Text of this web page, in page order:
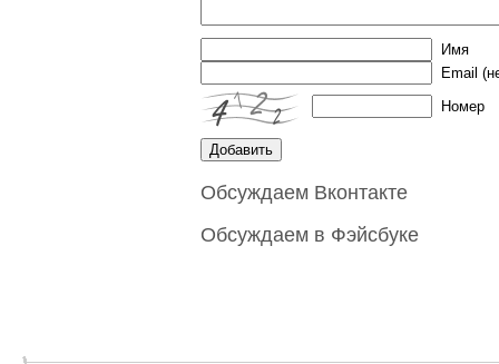
Имя
Email
Номер
Обсуждаем Вконтакте
Обсуждаем в Фэйсбуке